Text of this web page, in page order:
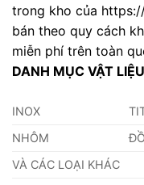
trong kho của
bán theo quy cách
miễn phí trên toàn
DANH MỤC VẬT LIỆU
INOX
NHÔM
VÀ CÁC LOẠI KHÁC